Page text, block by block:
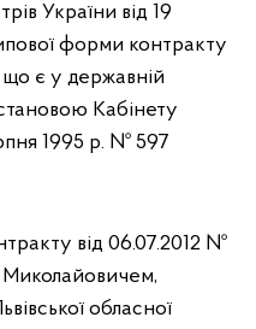
України від 19
форми контракту
що є у державній
Кабінету
1995 р. № 597
від 06.07.2012 №
обласної